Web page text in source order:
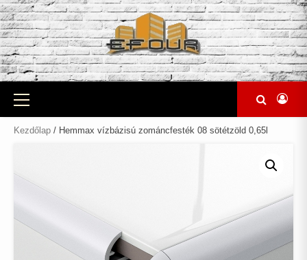
Skip
to
content
Primary
Menu
Kezdőlap / Hemmax vízbázisú zománcfesték 08 sötétzöld 0,65l